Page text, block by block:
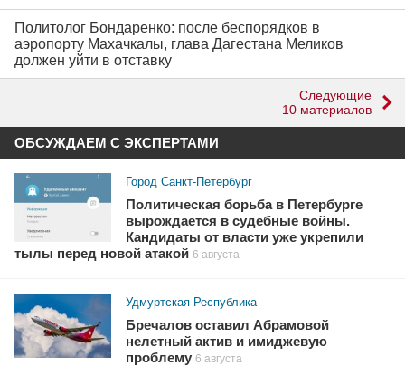
Политолог Бондаренко: после беспорядков в
аэропорту Махачкалы, глава Дагестана Меликов
должен уйти в отставку
Следующие
10 материалов
ОБСУЖДАЕМ С ЭКСПЕРТАМИ
Город Санкт-Петербург
Политическая борьба в Петербурге
вырождается в судебные войны.
Кандидаты от власти уже укрепили
тылы перед новой атакой 6 августа
Удмуртская Республика
Бречалов оставил Абрамовой
нелетный актив и имиджевую
проблему 6 августа